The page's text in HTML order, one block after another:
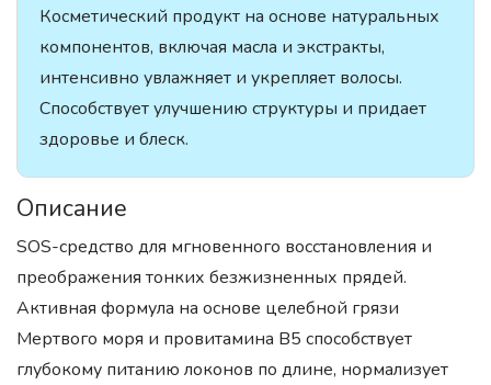
Косметический продукт на основе натуральных
компонентов, включая масла и экстракты,
интенсивно увлажняет и укрепляет волосы.
Способствует улучшению структуры и придает
здоровье и блеск.
Описание
SOS-средство для мгновенного восстановления и
преображения тонких безжизненных прядей.
Активная формула на основе целебной грязи
Мертвого моря и провитамина В5 способствует
глубокому питанию локонов по длине, нормализует